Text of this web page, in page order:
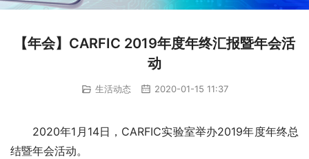
【年会】CARFIC 2019年度年终汇报暨年会活
动
生活动态 2020-01-15 11:37
2020年1月14日，CARFIC实验室举办2019年度年终总
结暨年会活动。